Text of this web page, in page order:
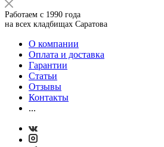
Работаем с 1990 года
на всех кладбищах Саратова
О компании
Оплата и доставка
Гарантии
Статьи
Отзывы
Контакты
...